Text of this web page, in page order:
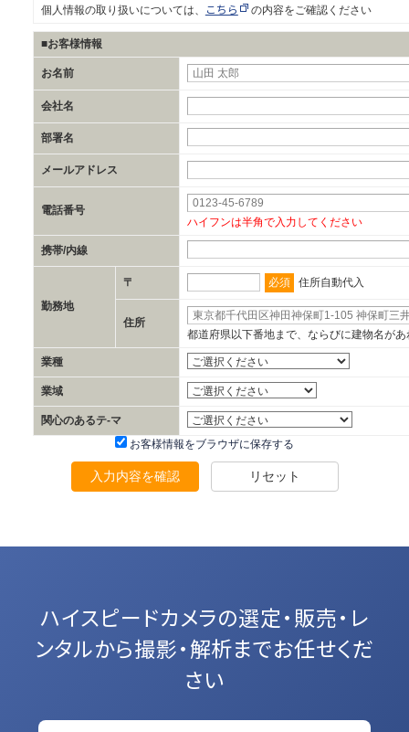
個人情報の取り扱いについては、
こちら の内容をご確認ください
■お客様情報
お名前
会社名
部署名
メールアドレス
電話番号
ハイフンは半角で入力してください
携帯/内線
勤務地
〒 必須 住所自動代入
住所
都道府県以下番地まで、ならびに建物名が
業種
業域
関心のあるテ-マ
お客様情報をブラウザに保存する
入力内容を確認 リセット
ハイスピードカメラの選定・販売・レ
ンタルから撮影・解析までお任せくだ
さい